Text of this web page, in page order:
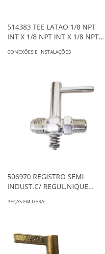
514383 TEE LATAO 1/8 NPT
INT X 1/8 NPT INT X 1/8 NPT
INT ALG
CONEXÕES E INSTALAÇÕES
506970 REGISTRO SEMI
INDUST.C/ REGUL.NIQUE
PEÇAS EM GERAL